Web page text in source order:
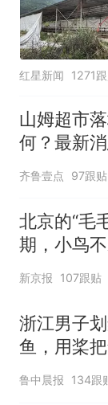
红星新闻 1271
山姆超市
何？最新
齐鲁壹点 97跟贴
北京的“毛
期，小鸟
小蜂迎战
新京报 107跟贴
浙江男子
鱼，用桨
起；当事
两，做成
鲁中晨报 134跟